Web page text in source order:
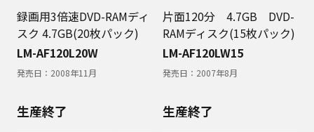
録画用3倍速DVD-RAMディ
スク 4.7GB(20枚パック)
LM-AF120L20W
発売日： 2008年11月
片面120分 4.7GB DVD-
RAMディスク(15枚パック)
LM-AF120LW15
発売日： 2007年8月
生産終了 生産終了